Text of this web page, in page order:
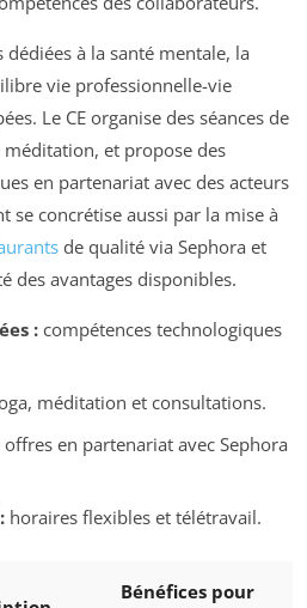
à la santé mentale, la
vie professionnelle-vie
Le CE organise des séances de
et propose des
en partenariat avec des acteurs
se concrétise aussi par la mise à
de qualité via Sephora et
des avantages disponibles.
:compétences technologiques
méditation et consultations.
offres en partenariat avec Sephora
horaires flexibles et télétravail.
Bénéfices pour